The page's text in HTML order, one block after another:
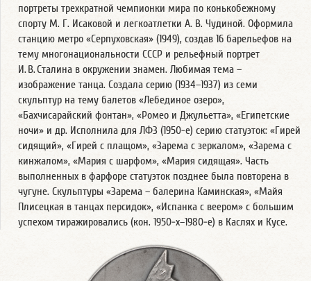
портреты трехкратной чемпионки мира по конькобежному
спорту М. Г. Исаковой и легкоатлетки А. В. Чудиной. Оформила
станцию метро «Серпуховская» (1949), создав 16 барельефов на
тему многонациональности СССР и рельефный портрет
И. В. Сталина в окружении знамен. Любимая тема –
изображение танца. Создала серию (1934–1937) из семи
скульптур на тему балетов «Лебединое озеро»,
«Бахчисарайский фонтан», «Ромео и Джульетта», «Египетские
ночи» и др. Исполнила для ЛФЗ (1950-е) серию статуэток: «Гирей
сидящий», «Гирей с плащом», «Зарема с зеркалом», «Зарема с
кинжалом», «Мария с шарфом», «Мария сидящая». Часть
выполненных в фарфоре статуэток позднее была повторена в
чугуне. Скульптуры «Зарема – балерина Каминская», «Майя
Плисецкая в танцах персидок», «Испанка с веером» с большим
успехом тиражировались (кон. 1950-х–1980-е) в Каслях и Кусе.